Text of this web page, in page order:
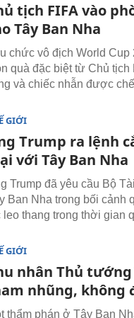
tịch FIFA vào
Tây Ban Nha
chức vô địch World Cup
quà đặc biệt từ Chủ
và chiếc nhẫn được
GIỚI
Trump ra lệnh
với Tây Ban Nha
Trump đã yêu cầu Bộ
Ban Nha trong bối cảnh
leo thang trong thời gian
GIỚI
nhân Thủ tướng
nhũng, không
thẩm phán ở Tây Ban